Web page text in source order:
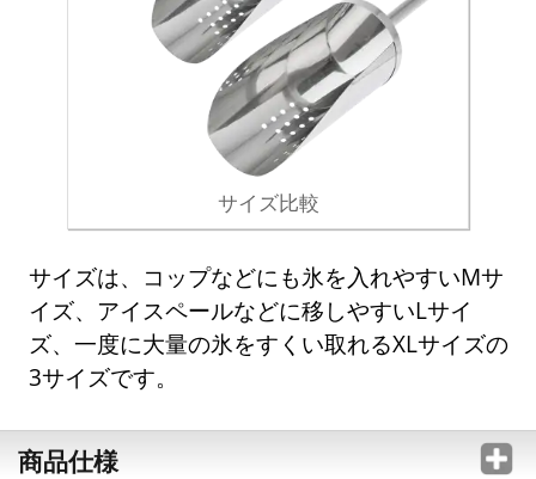
サイズ比較
サイズは、コップなどにも氷を入れやすいMサ
イズ、アイスペールなどに移しやすいLサイ
ズ、一度に大量の氷をすくい取れるXLサイズの
3サイズです。
商品仕様